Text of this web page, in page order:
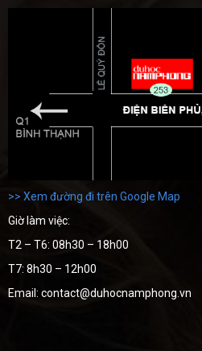
>> Xem đường đi trên Google Map
Giờ làm việc:
T2 – T6: 08h30 – 18h00
T7: 8h30 – 12h00
Email: contact@duhocnamphong.vn